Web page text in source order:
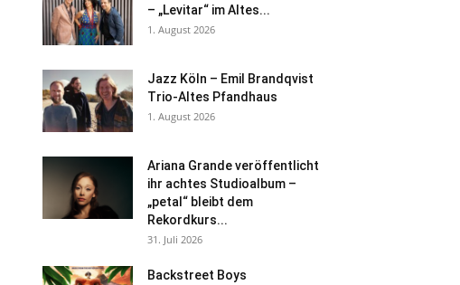
– „Levitar“ im Altes...
1. August 2026
Jazz Köln – Emil Brandqvist
Trio-Altes Pfandhaus
1. August 2026
Ariana Grande veröffentlicht
ihr achtes Studioalbum –
„petal“ bleibt dem
Rekordkurs...
31. Juli 2026
Backstreet Boys